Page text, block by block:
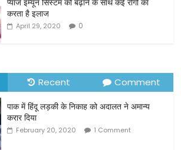
प्याज इम्यून सिस्टम को बढ़ाने के साथ कई रोगों का
करता है इलाज
April 29, 2020 0
Recent Comment
पाक में हिंदू लड़की के निकाह को अदालत ने अमान्य
करार दिया
February 20, 2020 1 Comment